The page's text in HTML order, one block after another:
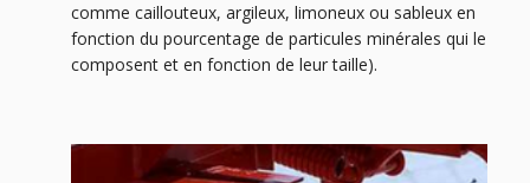
comme caillouteux, argileux, limoneux ou sableux en
fonction du pourcentage de particules minérales qui le
composent et en fonction de leur taille).